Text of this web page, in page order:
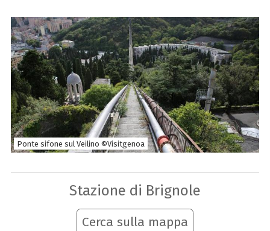
Ponte sifone sul Veilino ©Visitgenoa
Stazione di Brignole
Cerca sulla mappa